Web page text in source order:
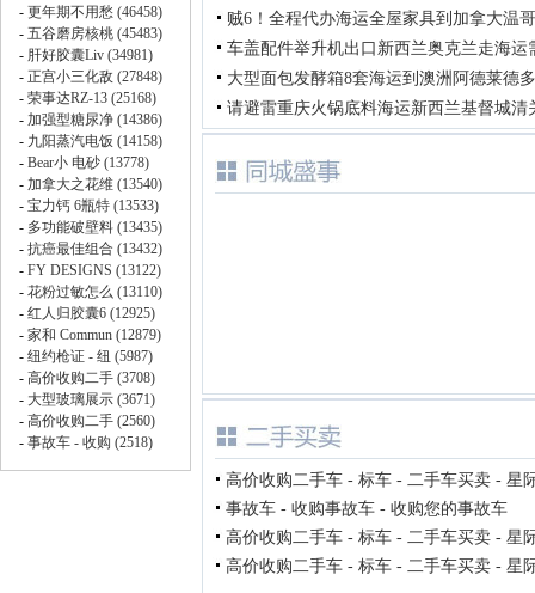
贼6！全程代办海运全屋家具到加拿大温
车盖配件举升机出口新西兰奥克兰走海
大型面包发酵箱8套海运到澳洲阿德莱德
请避雷重庆火锅底料海运新西兰基督城清
高价收购二手车 - 标车 - 二手车买卖 - 星
事故车 - 收购事故车 - 收购您的事故车
高价收购二手车 - 标车 - 二手车买卖 - 星
高价收购二手车 - 标车 - 二手车买卖 - 星